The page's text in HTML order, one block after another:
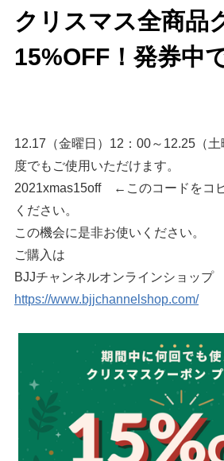
クリスマス全商品
15%OFF！発券中
12.17（金曜日）12：00～12.25（
度でもご使用いただけます。
2021xmas15off ←このコードをコ
ください。
この機会に是非お使いください。
ご購入は
BJJチャンネルオンラインショップ
https://www.bjjchannelshop.com/